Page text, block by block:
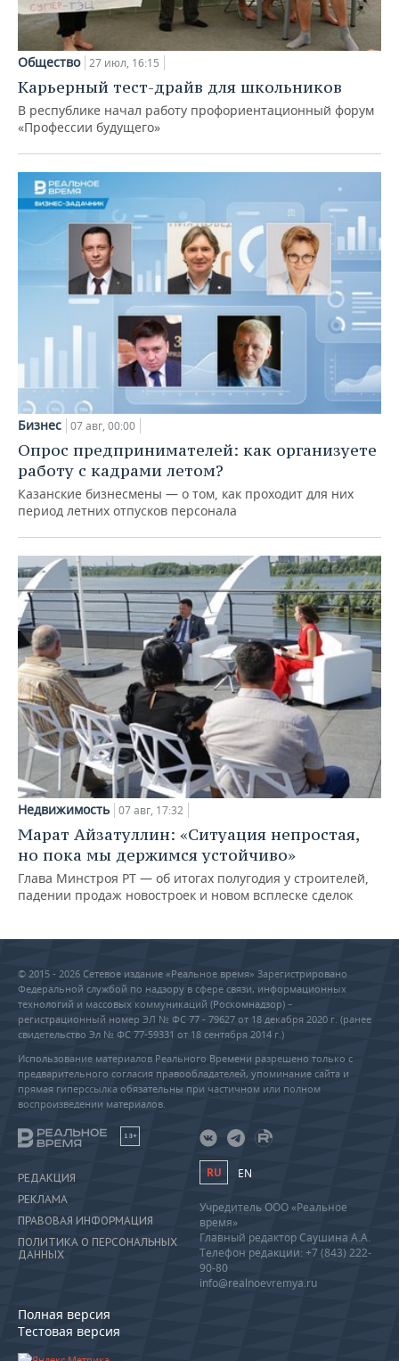
Общество 27 июл, 16:15
Карьерный тест-драйв для школьников
В республике начал работу профориентационный форум
«Профессии будущего»
Бизнес 07 авг, 00:00
Опрос предпринимателей: как организуете
работу с кадрами летом?
Казанские бизнесмены — о том, как проходит для них
период летних отпусков персонала
Недвижимость 07 авг, 17:32
Марат Айзатуллин: «Ситуация непростая,
но пока мы держимся устойчиво»
Глава Минстроя РТ — об итогах полугодия у строителей,
падении продаж новостроек и новом всплеске сделок
© 2015 - 2026 Сетевое издание «Реальное время» Зарегистрировано
Федеральной службой по надзору в сфере связи, информационных
технологий и массовых коммуникаций (Роскомнадзор) –
регистрационный номер ЭЛ № ФС 77 - 79627 от 18 декабря 2020 г. (ранее
свидетельство Эл № ФС 77-59331 от 18 сентября 2014 г.)
Использование материалов Реального Времени разрешено только с
предварительного согласия правообладателей, упоминание сайта и
прямая гиперссылка обязательны при частичном или полном
воспроизведении материалов.
18+
РЕДАКЦИЯ
РЕКЛАМА
ПРАВОВАЯ ИНФОРМАЦИЯ
ПОЛИТИКА О ПЕРСОНАЛЬНЫХ
ДАННЫХ
Полная версия
Тестовая версия
RU EN
Учредитель ООО «Реальное
время»
Главный редактор Саушина А.А.
Телефон редакции: +7 (843) 222-
90-80
info@realnoevremya.ru